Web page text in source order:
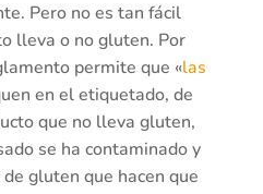
Pero no es tan fácil
lleva o no gluten. Por
permite que «las
en el etiquetado, de
que no lleva gluten,
se ha contaminado y
gluten que hacen que